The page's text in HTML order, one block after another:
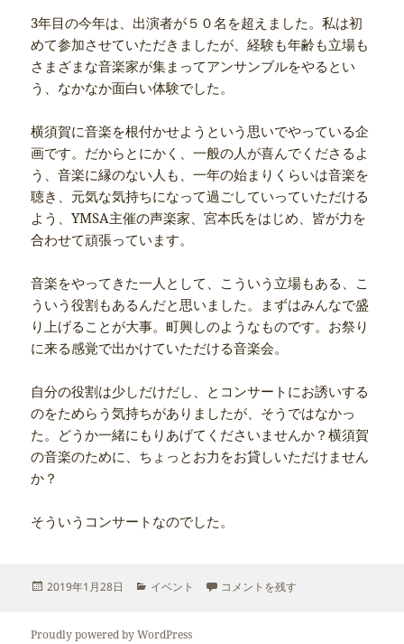
3年目の今年は、出演者が５０名を超えました。私は初
めて参加させていただきましたが、経験も年齢も立場も
さまざまな音楽家が集まってアンサンブルをやるとい
う、なかなか面白い体験でした。
横須賀に音楽を根付かせようという思いでやっている企
画です。だからとにかく、一般の人が喜んでくださるよ
う、音楽に縁のない人も、一年の始まりくらいは音楽を
聴き、元気な気持ちになって過ごしていっていただける
よう、YMSA主催の声楽家、宮本氏をはじめ、皆が力を
合わせて頑張っています。
音楽をやってきた一人として、こういう立場もある、こ
ういう役割もあるんだと思いました。まずはみんなで盛
り上げることが大事。町興しのようなものです。お祭り
に来る感覚で出かけていただける音楽会。
自分の役割は少しだけだし、とコンサートにお誘いする
のをためらう気持ちがありましたが、そうではなかっ
た。どうか一緒にもりあげてくださいませんか？横須賀
の音楽のために、ちょっとお力をお貸しいただけません
か？
そういうコンサートなのでした。
投
2019年1月28日
カ
リ
イベント よこすかニューイヤーコンサート
コメントを残す
Proudly powered by WordPress